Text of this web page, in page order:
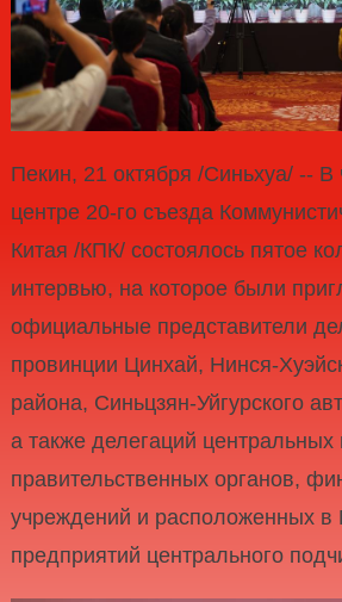
Пекин, 21 октября /Синьхуа/ -- В
центре 20-го съезда
Китая /КПК/ состоялось пятое
интервью, на которое были
официальные представители
провинции Цинхай, Нинся-
района, Синьцзян-Уйгурского
а также делегаций центральных
правительственных органов,
учреждений и расположенных в
предприятий центрального